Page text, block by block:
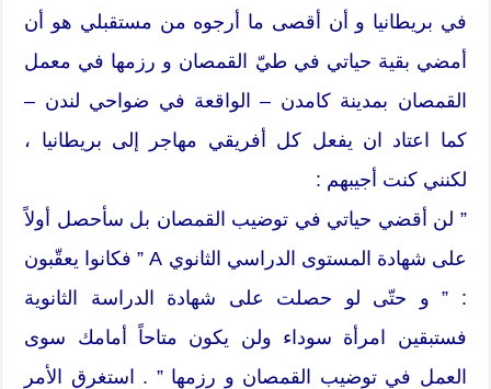
في بريطانيا و أن أقصى ما أرجوه من مستقبلي هو أن
أمضي بقية حياتي في طيّ القمصان و رزمها في معمل
القمصان بمدينة كامدن – الواقعة في ضواحي لندن –
كما اعتاد ان يفعل كل أفريقي مهاجر إلى بريطانيا ،
لكنني كنت أجيبهم :
” لن أقضي حياتي في توضيب القمصان بل سأحصل أولاً
على شهادة المستوى الدراسي الثانوي A ” فكانوا يعقّبون
: ” و حتّى لو حصلت على شهادة الدراسة الثانوية
فستبقين امرأة سوداء ولن يكون متاحاً أمامك سوى
العمل في توضيب القمصان و رزمها ” . استغرق الأمر